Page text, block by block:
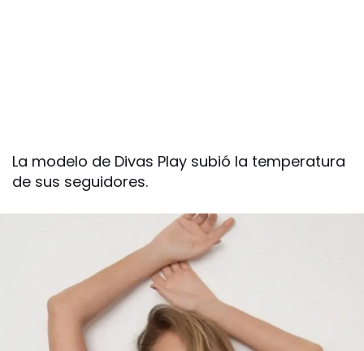
La modelo de Divas Play subió la temperatura
de sus seguidores.